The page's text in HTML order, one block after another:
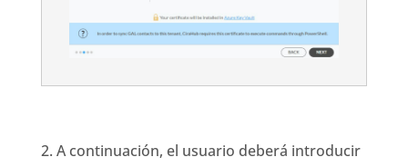
2. A continuación, el usuario deberá introducir